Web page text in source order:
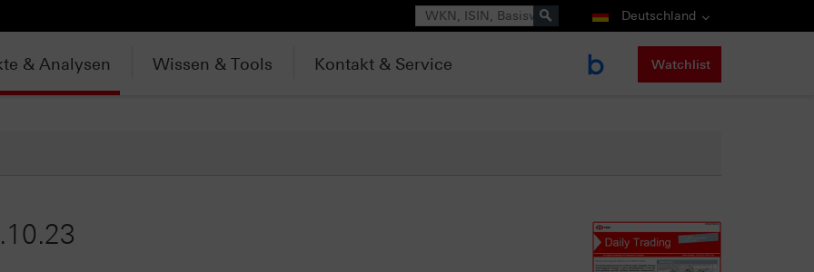
Suche Deutschland
& Analysen Wissen & Tools Kontakt & Service Watchlist